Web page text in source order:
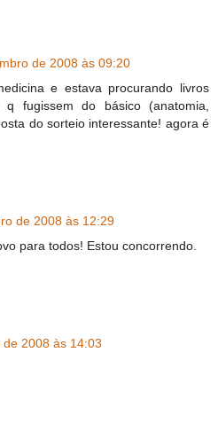
de 2008 às 09:20
e estava procurando livros
fugissem do básico (anatomia,
do sorteio interessante! agora é
de 2008 às 12:29
para todos! Estou concorrendo.
2008 às 14:03